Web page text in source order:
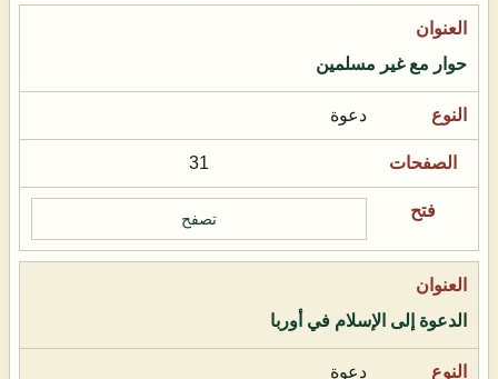
حوار مع غير مسلمين
دعوة
31
تصفح
الدعوة إلى الإسلام في أوربا
دعوة